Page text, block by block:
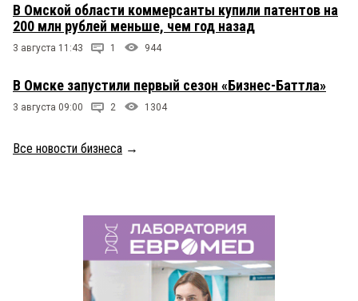
В Омской области коммерсанты купили патентов на
200 млн рублей меньше, чем год назад
3 августа 11:43 1 944
В Омске запустили первый сезон «Бизнес-Баттла»
3 августа 09:00 2 1304
Все новости бизнеса →